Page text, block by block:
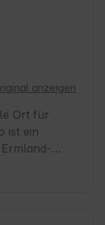
anzeigen
Ort für
ist ein
und